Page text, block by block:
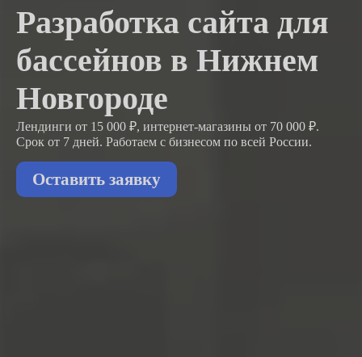
Разработка сайта для
бассейнов в Нижнем
Новгороде
Лендинги от 15 000 ₽, интернет-магазины от 70 000 ₽.
Срок от 7 дней. Работаем с бизнесом по всей России.
Оставить заявку